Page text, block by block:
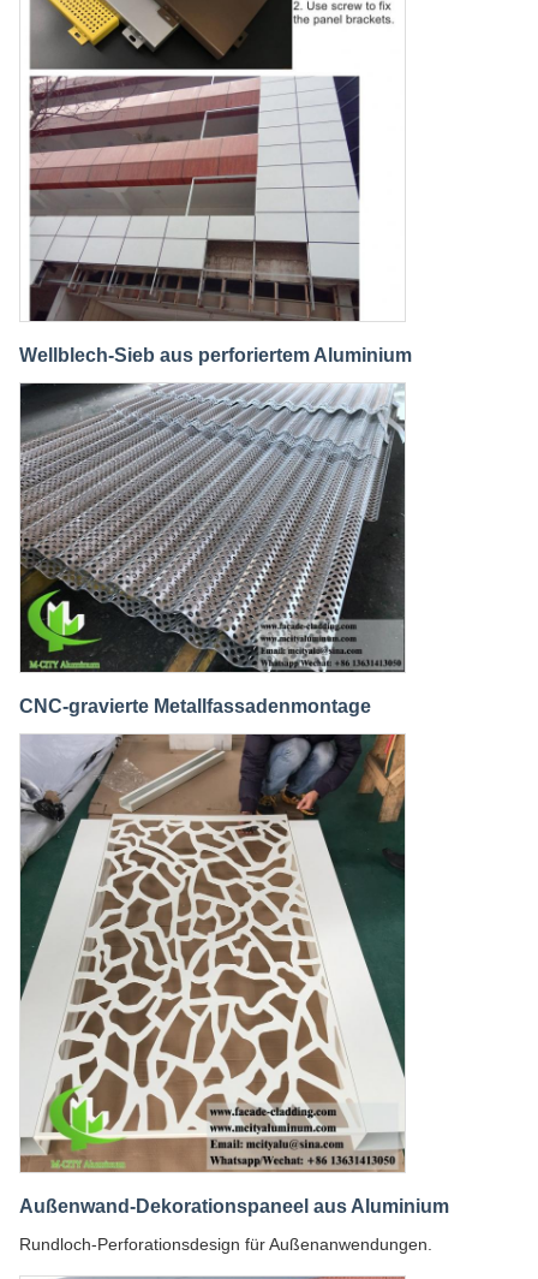
Wellblech-Sieb aus perforiertem Aluminium
CNC-gravierte Metallfassadenmontage
Außenwand-Dekorationspaneel aus Aluminium
Rundloch-Perforationsdesign für Außenanwendungen.